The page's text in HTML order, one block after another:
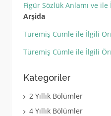
Figür Sözlük Anlamı ve
Arşida
Türemiş Cümle ile İlgili
Türemiş Cümle ile İlgili
Kategoriler
2 Yıllık Bölümler
4 Yıllık Bölümler